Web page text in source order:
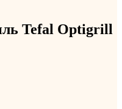
Tefal Optigrill